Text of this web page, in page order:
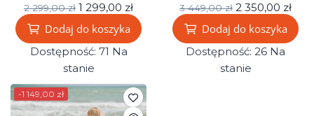
2 299,00 zł 1 299,00 zł
Dodaj do koszyka
Dostępność: 71 Na
stanie
3 449,00 zł 2 350,00 zł
Dodaj do koszyka
Dostępność: 26 Na
stanie
-1 149,00 zł